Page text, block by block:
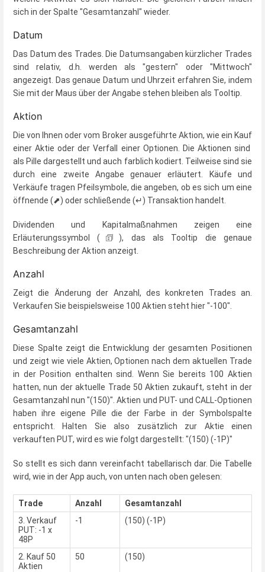
sich in der Spalte "Gesamtanzahl" wieder.
Datum
Das Datum des Trades. Die Datumsangaben kürzlicher Trades
sind relativ, d.h. werden als "gestern" oder "Mittwoch"
angezeigt. Das genaue Datum und Uhrzeit erfahren Sie, indem
Sie mit der Maus über der Angabe stehen bleiben als Tooltip.
Aktion
Die von Ihnen oder vom Broker ausgeführte Aktion, wie ein Kauf
einer Aktie oder der Verfall einer Optionen. Die Aktionen sind
als Pille dargestellt und auch farblich kodiert. Teilweise sind sie
durch eine zweite Angabe genauer erläutert. Käufe und
Verkäufe tragen Pfeilsymbole, die angeben, ob es sich um eine
öffnende (⬈) oder schließende (↵) Transaktion handelt.
Dividenden und Kapitalmaßnahmen zeigen eine
Erläuterungssymbol (🗊), das als Tooltip die genaue
Beschreibung der Aktion anzeigt.
Anzahl
Zeigt die Änderung der Anzahl, des konkreten Trades an.
Verkaufen Sie beispielsweise 100 Aktien steht hier "-100".
Gesamtanzahl
Diese Spalte zeigt die Entwicklung der gesamten Positionen
und zeigt wie viele Aktien, Optionen nach dem aktuellen Trade
in der Position enthalten sind. Wenn Sie bereits 100 Aktien
hatten, nun der aktuelle Trade 50 Aktien zukauft, steht in der
Gesamtanzahl nun "(150)". Aktien und PUT- und CALL-Optionen
haben ihre eigene Pille die der Farbe in der Symbolspalte
entspricht. Halten Sie also zusätzlich zur Aktie einen
verkauften PUT, wird es wie folgt dargestellt: "(150) (-1P)"
So stellt es sich dann vereinfacht tabellarisch dar. Die Tabelle
wird, wie in der App auch, von unten nach oben gelesen:
Trade Anzahl
Gesamtanzahl
3. Verkauf
PUT: -1 x
48P
-1 (150) (-1P)
2. Kauf 50
Aktien
50 (150)